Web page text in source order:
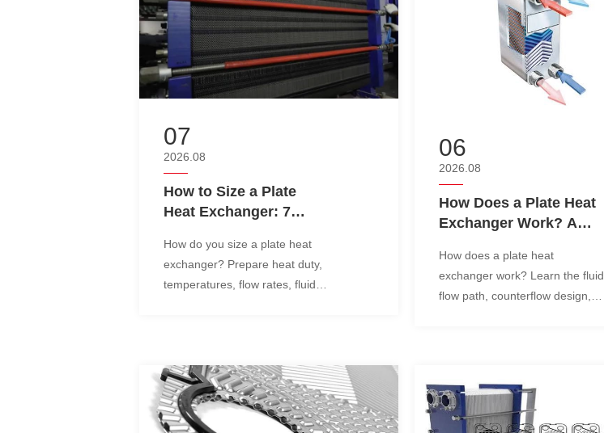
07
2026.08
How to Size a Plate
Heat Exchanger: 7
Provide Before Buying
How do you size a plate heat
exchanger? Prepare heat duty,
temperatures, flow rates, fluid
06
2026.08
How Does a Plate Heat
Exchanger Work? A
Counterflow,
Corrugated Plates, and
Thermal Efficiency
How does a plate heat
exchanger work? Learn the fluid
flow path, counterflow design,